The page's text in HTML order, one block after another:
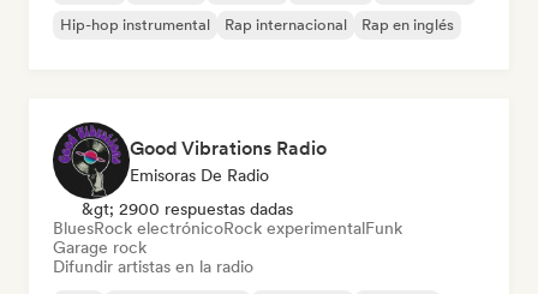
Hip-hop instrumental
Rap internacional Rap en inglés
Good Vibrations Radio
Emisoras De Radio
&gt; 2900 respuestas dadas
BluesRock electrónicoRock experimentalFunk
Garage rock
Difundir artistas en la radio